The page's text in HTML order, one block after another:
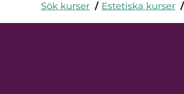
Sök kurser Estetiska kurser